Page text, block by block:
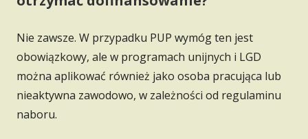
Nie zawsze. W przypadku PUP wymóg ten jest
obowiązkowy, ale w programach unijnych i LGD
można aplikować również jako osoba pracująca lub
nieaktywna zawodowo, w zależności od regulaminu
naboru.